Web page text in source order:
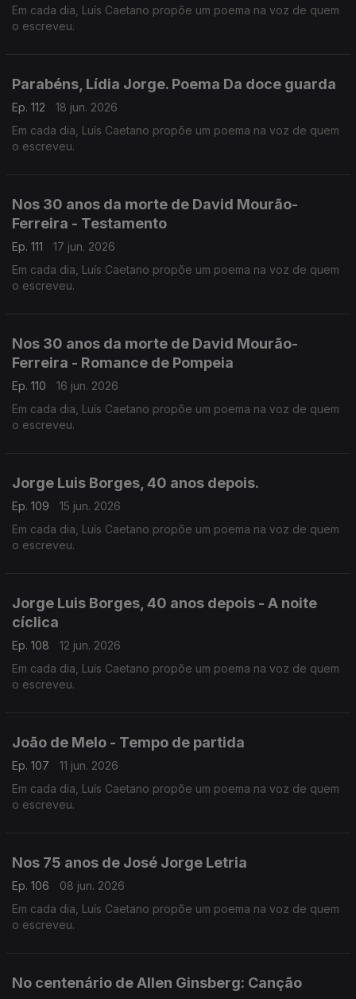
Em cada dia, Luís Caetano propõe um poema na voz de quem
o escreveu.
Parabéns, Lídia Jorge. Poema Da doce guarda
Ep. 112
18 jun. 2026
Em cada dia, Luís Caetano propõe um poema na voz de quem
o escreveu.
Nos 30 anos da morte de David Mourão-
Ferreira - Testamento
Ep. 111
17 jun. 2026
Em cada dia, Luís Caetano propõe um poema na voz de quem
o escreveu.
Nos 30 anos da morte de David Mourão-
Ferreira - Romance de Pompeia
Ep. 110
16 jun. 2026
Em cada dia, Luís Caetano propõe um poema na voz de quem
o escreveu.
Jorge Luis Borges, 40 anos depois.
Ep. 109
15 jun. 2026
Em cada dia, Luís Caetano propõe um poema na voz de quem
o escreveu.
Jorge Luis Borges, 40 anos depois - A noite
cíclica
Ep. 108
12 jun. 2026
Em cada dia, Luís Caetano propõe um poema na voz de quem
o escreveu.
João de Melo - Tempo de partida
Ep. 107
11 jun. 2026
Em cada dia, Luís Caetano propõe um poema na voz de quem
o escreveu.
Nos 75 anos de José Jorge Letria
Ep. 106
08 jun. 2026
Em cada dia, Luís Caetano propõe um poema na voz de quem
o escreveu.
No centenário de Allen Ginsberg: Canção